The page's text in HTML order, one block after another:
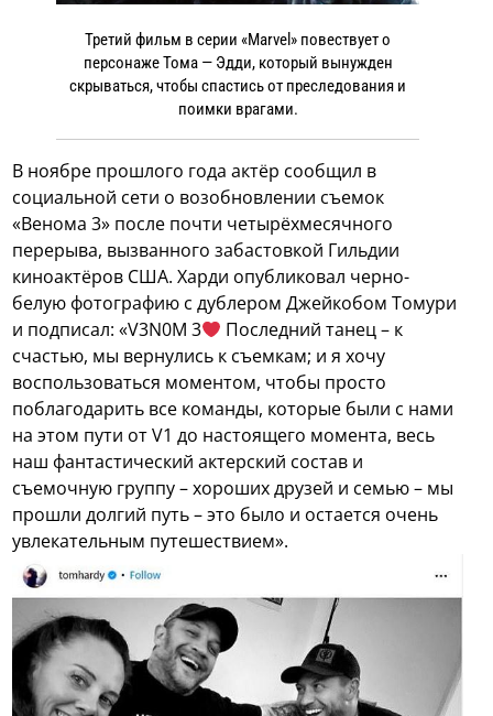
Третий фильм в серии «Marvel» повествует о
персонаже Тома — Эдди, который вынужден
скрываться, чтобы спастись от преследования и
поимки врагами.
В ноябре прошлого года актёр сообщил в
социальной сети о возобновлении съемок
«Венома 3» после почти четырёхмесячного
перерыва, вызванного забастовкой Гильдии
киноактёров США. Харди опубликовал черно-
белую фотографию с дублером Джейкобом Томури
и подписал: «V3N0M 3
Последний танец – к
счастью, мы вернулись к съемкам; и я хочу
воспользоваться моментом, чтобы просто
поблагодарить все команды, которые были с нами
на этом пути от V1 до настоящего момента, весь
наш фантастический актерский состав и
съемочную группу – хороших друзей и семью – мы
прошли долгий путь – это было и остается очень
увлекательным путешествием».